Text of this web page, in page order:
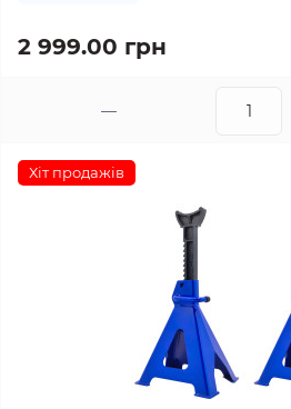
2 999.00 грн
Хіт продажів